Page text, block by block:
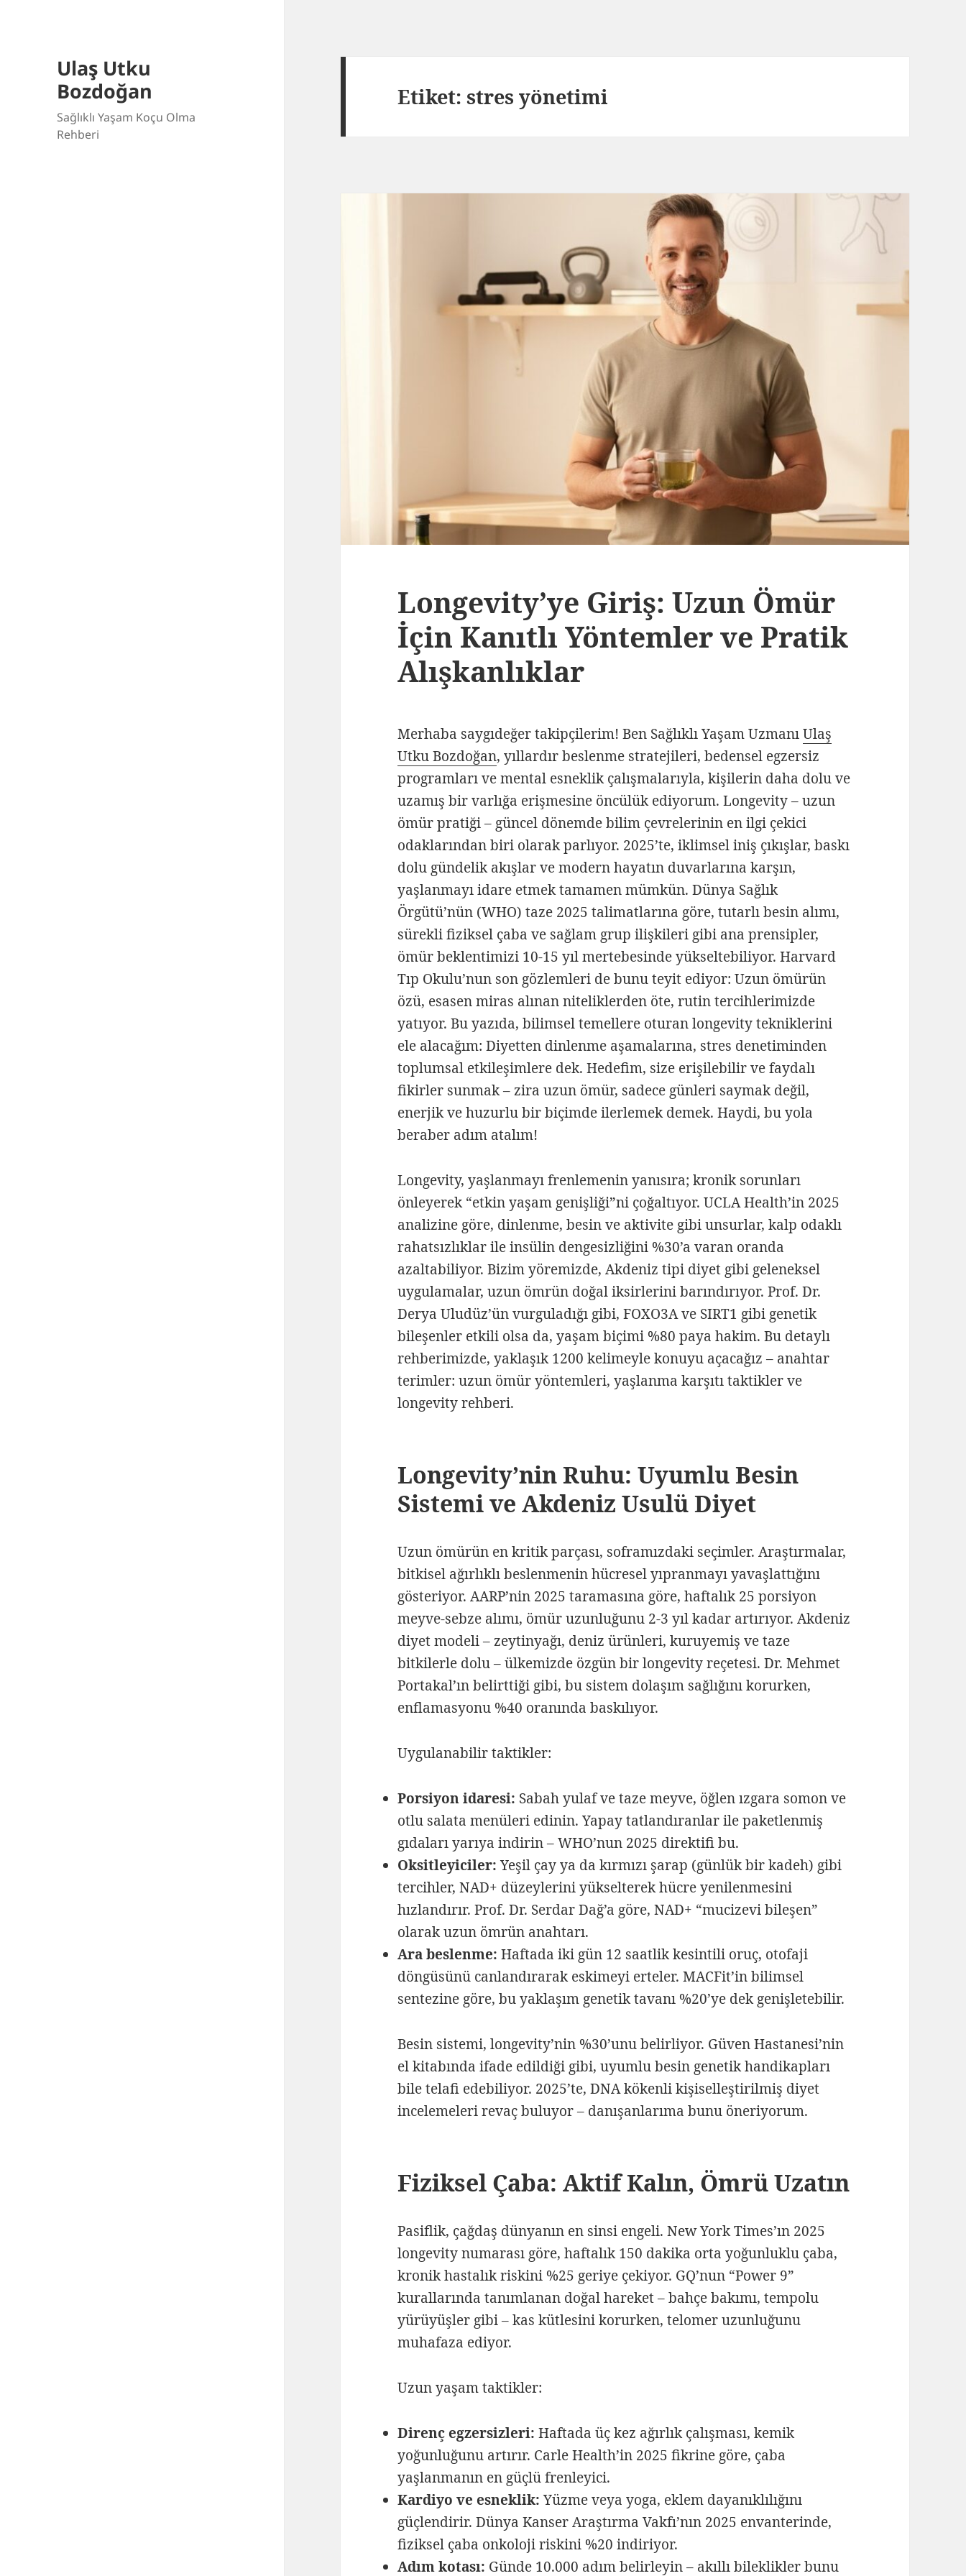
Ulaş Utku
Bozdoğan
Sağlıklı Yaşam Koçu Olma
Rehberi
Etiket:stres yönetimi
Longevity’ye Giriş: Uzun Ömür
İçin Kanıtlı Yöntemler ve Pratik
Alışkanlıklar
Merhaba saygıdeğer takipçilerim! Ben Sağlıklı Yaşam UzmanıUlaş
Utku Bozdoğan, yıllardır beslenme stratejileri, bedensel egzersiz
programları ve mental esneklik çalışmalarıyla, kişilerin daha dolu ve
uzamış bir varlığa erişmesine öncülük ediyorum. Longevity – uzun
ömür pratiği – güncel dönemde bilim çevrelerinin en ilgi çekici
odaklarından biri olarak parlıyor. 2025’te, iklimsel iniş çıkışlar, baskı
dolu gündelik akışlar ve modern hayatın duvarlarına karşın,
yaşlanmayı idare etmek tamamen mümkün. Dünya Sağlık
Örgütü’nün (WHO) taze 2025 talimatlarına göre, tutarlı besin alımı,
sürekli fiziksel çaba ve sağlam grup ilişkileri gibi ana prensipler,
ömür beklentimizi 10-15 yıl mertebesinde yükseltebiliyor. Harvard
Tıp Okulu’nun son gözlemleri de bunu teyit ediyor: Uzun ömürün
özü, esasen miras alınan niteliklerden öte, rutin tercihlerimizde
yatıyor. Bu yazıda, bilimsel temellere oturan longevity tekniklerini
ele alacağım: Diyetten dinlenme aşamalarına, stres denetiminden
toplumsal etkileşimlere dek. Hedefim, size erişilebilir ve faydalı
fikirler sunmak – zira uzun ömür, sadece günleri saymak değil,
enerjik ve huzurlu bir biçimde ilerlemek demek. Haydi, bu yola
beraber adım atalım!
Longevity, yaşlanmayı frenlemenin yanısıra; kronik sorunları
önleyerek “etkin yaşam genişliği”ni çoğaltıyor. UCLA Health’in 2025
analizine göre, dinlenme, besin ve aktivite gibi unsurlar, kalp odaklı
rahatsızlıklar ile insülin dengesizliğini %30’a varan oranda
azaltabiliyor. Bizim yöremizde, Akdeniz tipi diyet gibi geleneksel
uygulamalar, uzun ömrün doğal iksirlerini barındırıyor. Prof. Dr.
Derya Uludüz’ün vurguladığı gibi, FOXO3A ve SIRT1 gibi genetik
bileşenler etkili olsa da, yaşam biçimi %80 paya hakim. Bu detaylı
rehberimizde, yaklaşık 1200 kelimeyle konuyu açacağız – anahtar
terimler: uzun ömür yöntemleri, yaşlanma karşıtı taktikler ve
longevity rehberi.
Longevity’nin Ruhu: Uyumlu Besin
Sistemi ve Akdeniz Usulü Diyet
Uzun ömürün en kritik parçası, soframızdaki seçimler. Araştırmalar,
bitkisel ağırlıklı beslenmenin hücresel yıpranmayı yavaşlattığını
gösteriyor. AARP’nin 2025 taramasına göre, haftalık 25 porsiyon
meyve-sebze alımı, ömür uzunluğunu 2-3 yıl kadar artırıyor. Akdeniz
diyet modeli – zeytinyağı, deniz ürünleri, kuruyemiş ve taze
bitkilerle dolu – ülkemizde özgün bir longevity reçetesi. Dr. Mehmet
Portakal’ın belirttiği gibi, bu sistem dolaşım sağlığını korurken,
enflamasyonu %40 oranında baskılıyor.
Uygulanabilir taktikler:
Porsiyon idaresi: Sabah yulaf ve taze meyve, öğlen ızgara somon ve
otlu salata menüleri edinin. Yapay tatlandıranlar ile paketlenmiş
gıdaları yarıya indirin – WHO’nun 2025 direktifi bu.
Oksitleyiciler: Yeşil çay ya da kırmızı şarap (günlük bir kadeh) gibi
tercihler, NAD+ düzeylerini yükselterek hücre yenilenmesini
hızlandırır. Prof. Dr. Serdar Dağ’a göre, NAD+ “mucizevi bileşen”
olarak uzun ömrün anahtarı.
Ara beslenme: Haftada iki gün 12 saatlik kesintili oruç, otofaji
döngüsünü canlandırarak eskimeyi erteler. MACFit’in bilimsel
sentezine göre, bu yaklaşım genetik tavanı %20’ye dek genişletebilir.
Besin sistemi, longevity’nin %30’unu belirliyor. Güven Hastanesi’nin
el kitabında ifade edildiği gibi, uyumlu besin genetik handikapları
bile telafi edebiliyor. 2025’te, DNA kökenli kişiselleştirilmiş diyet
incelemeleri revaç buluyor – danışanlarıma bunu öneriyorum.
Fiziksel Çaba: Aktif Kalın, Ömrü Uzatın
Pasiflik, çağdaş dünyanın en sinsi engeli. New York Times’ın 2025
longevity numarası göre, haftalık 150 dakika orta yoğunluklu çaba,
kronik hastalık riskini %25 geriye çekiyor. GQ’nun “Power 9”
kurallarında tanımlanan doğal hareket – bahçe bakımı, tempolu
yürüyüşler gibi – kas kütlesini korurken, telomer uzunluğunu
muhafaza ediyor.
Uzun yaşam taktikler:
Direnç egzersizleri: Haftada üç kez ağırlık çalışması, kemik
yoğunluğunu artırır. Carle Health’in 2025 fikrine göre, çaba
yaşlanmanın en güçlü frenleyici.
Kardiyo ve esneklik: Yüzme veya yoga, eklem dayanıklılığını
güçlendirir. Dünya Kanser Araştırma Vakfı’nın 2025 envanterinde,
fiziksel çaba onkoloji riskini %20 indiriyor.
Adım kotası: Günde 10.000 adım belirleyin – akıllı bileklikler bunu